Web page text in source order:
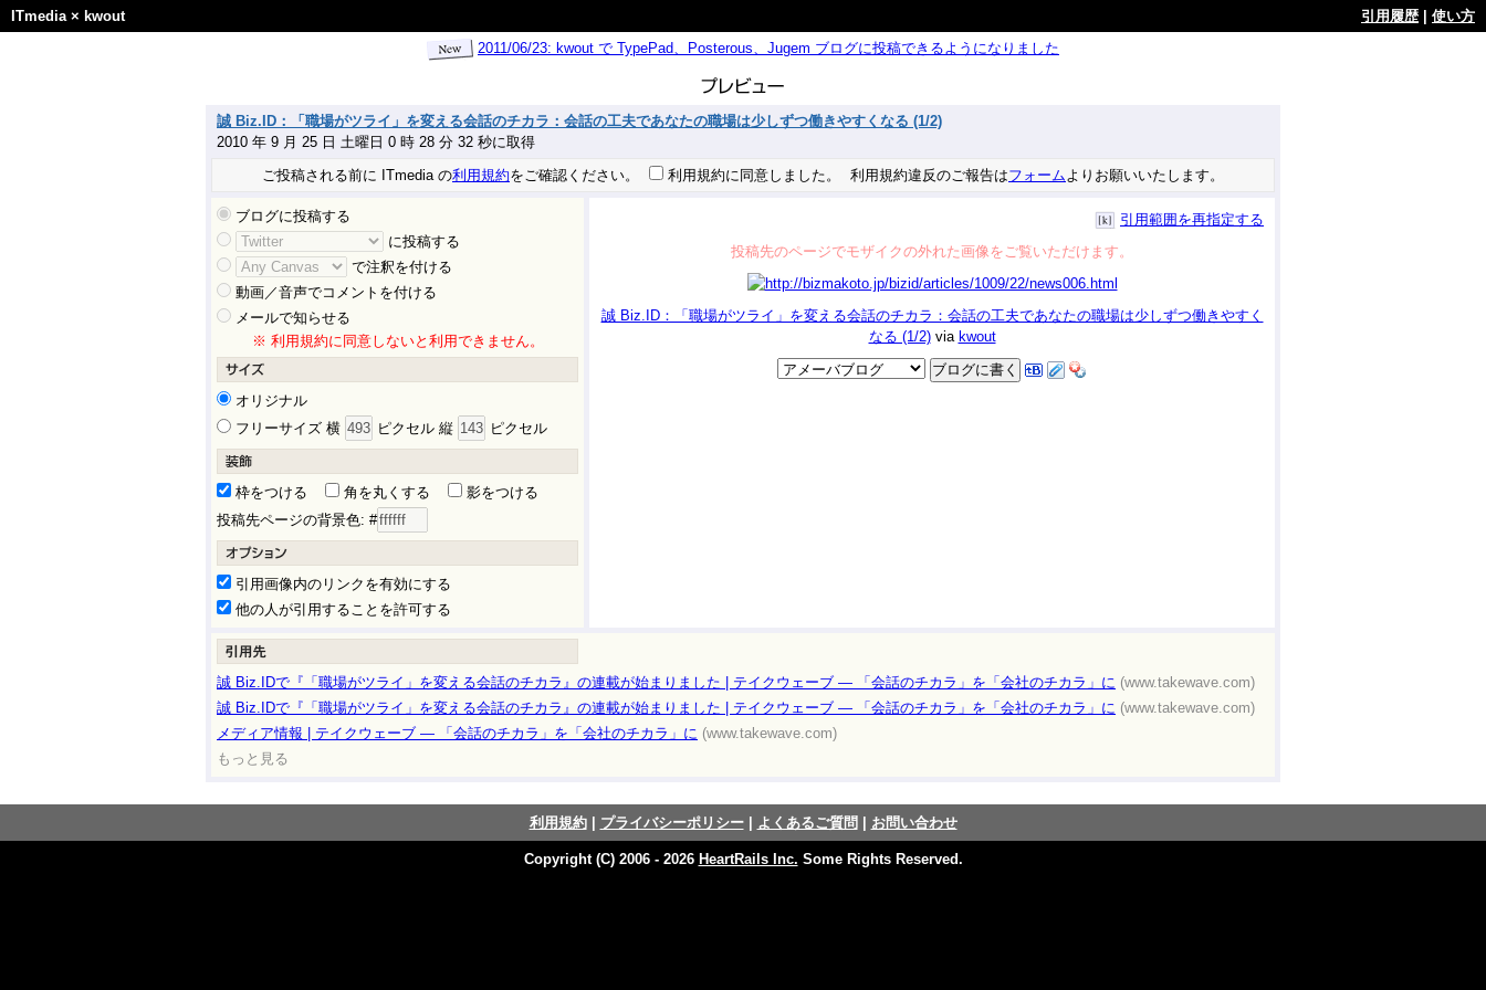
ITmedia× kwout 引用履歴
使い方
2011/06/23: kwout で TypePad、Posterous、Jugem ブログに投稿できるようになりました
誠 Biz.ID：「職場がツライ」を変える会話のチカラ：会話の工夫であなたの職場は少しずつ働きやすくなる (1/2)
2010 年 9 月 25 日 土曜日 0 時 28 分 32 秒に取得
ご投稿される前に ITmedia の利用規約をご確認ください。 利用規約に同意しました。 利用規約違反のご報告はフォーム よりお願いいたします。
ブログに投稿する
に投稿する
で注釈を付ける
動画／音声でコメントを付ける
メールで知らせる
※ 利用規約に同意しないと利用できません。
オリジナル
フリーサイズ 横
ピクセル 縦 ピクセル
枠をつける 角を丸くする
影をつける
投稿先ページの背景色: #
引用画像内のリンクを有効にする
他の人が引用することを許可する
引用範囲を再指定する
投稿先のページでモザイクの外れた画像をご覧いただけます。
誠 Biz.ID：「職場がツライ」を変える会話のチカラ：会話の工夫であなたの職場は少しずつ働きやすく
なる (1/2)via kwout
誠 Biz.IDで『「職場がツライ」を変える会話のチカラ』の連載が始まりました | テイクウェーブ ― 「会話のチカラ」を「会社のチカラ」に (www.takewave.com)
誠 Biz.IDで『「職場がツライ」を変える会話のチカラ』の連載が始まりました | テイクウェーブ ― 「会話のチカラ」を「会社のチカラ」に (www.takewave.com)
メディア情報 | テイクウェーブ ― 「会話のチカラ」を「会社のチカラ」に (www.takewave.com)
もっと見る
利用規約| プライバシーポリシー| よくあるご質問 | お問い合わせ
Copyright (C) 2006 - 2026 HeartRails Inc. Some Rights Reserved.